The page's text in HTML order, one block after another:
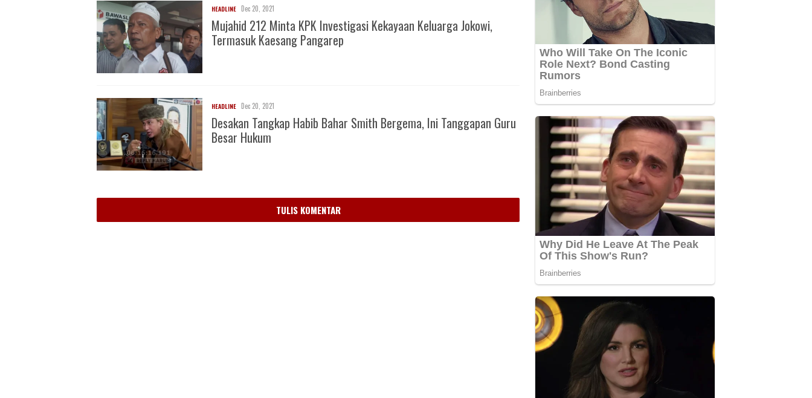
HEADLINE Dec 20, 2021
Mujahid 212 Minta KPK Investigasi Kekayaan Keluarga Jokowi,
Termasuk Kaesang Pangarep
HEADLINE Dec 20, 2021
Desakan Tangkap Habib Bahar Smith Bergema, Ini Tanggapan Guru
Besar Hukum
TULIS KOMENTAR